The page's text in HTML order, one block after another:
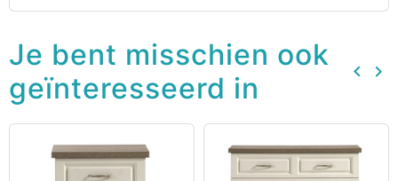
Je bent misschien ook
geïnteresseerd in
keyboard_arrow_left keyboard_arrow_right